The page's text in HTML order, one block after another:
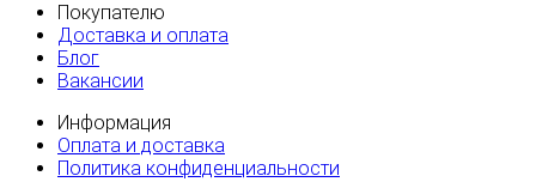
Покупателю
Доставка и оплата
Блог
Вакансии
Информация
Оплата и доставка
Политика конфиденциальности